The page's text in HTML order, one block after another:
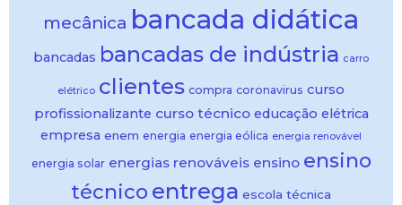
mecânica bancada didática
bancadas bancadas de indústria carro
elétrico clientes compra coronavirus curso
profissionalizante curso técnico educação elétrica
empresa enem energia energia eólica energia renovável
energia solar energias renováveis ensino ensino
técnico entrega escola técnica